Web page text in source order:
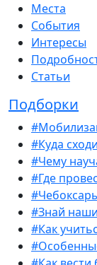
Места
События
Интересы
Статьи
Подборки
#Куда
#Чему
#Где
#Знай
#Как